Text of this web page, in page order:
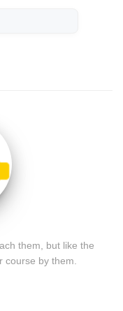
them, but like the
course by them.